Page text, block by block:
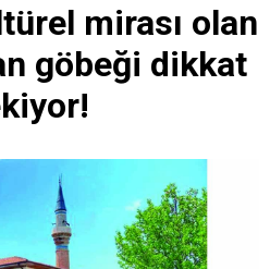
mirası olan
göbeği dikkat